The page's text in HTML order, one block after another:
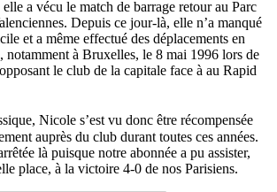
a vécu le match de barrage retour au Parc
Depuis ce jour-là, elle n’a manqué
et a même effectué des déplacements en
notamment à Bruxelles, le 8 mai 1996 lors de
le club de la capitale face à au Rapid
Nicole s’est vu donc être récompensée
auprès du club durant toutes ces années.
là puisque notre abonnée a pu assister,
place, à la victoire 4-0 de nos Parisiens.